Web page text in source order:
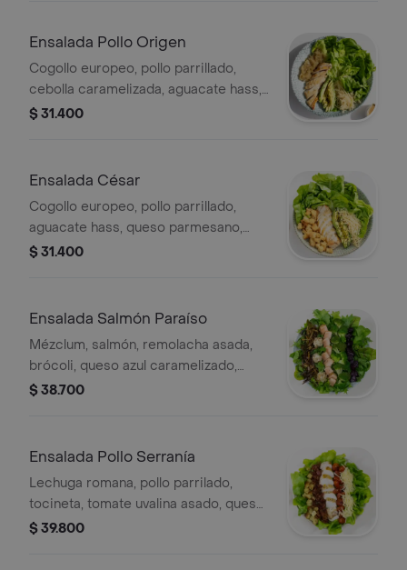
Ensalada Pollo Origen
Cogollo europeo, pollo parrillado,
cebolla caramelizada, aguacate hass,
queso parmesano, crutones y
$ 31.400
Ensalada César
Cogollo europeo, pollo parrillado,
aguacate hass, queso parmesano,
crutones, y vinagreta césar.
$ 31.400
Ensalada Salmón Paraíso
Mézclum, salmón, remolacha asada,
brócoli, queso azul caramelizado,
puerro crocante y vinagreta
$ 38.700
Ensalada Pollo Serranía
Lechuga romana, pollo parrilado,
tocineta, tomate uvalina asado, queso
parmesano, crutones y vinagreta
$ 39.800